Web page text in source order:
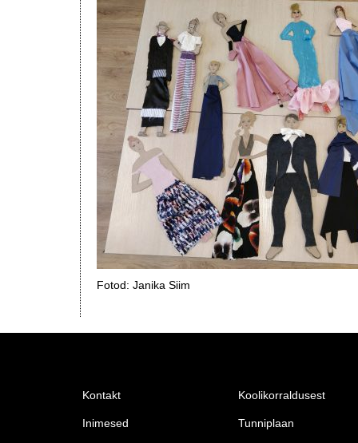
Fotod: Janika Siim
Kontakt
Inimesed
Koolikorraldusest
Tunniplaan